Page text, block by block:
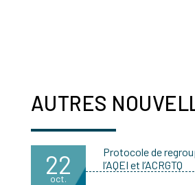
AUTRES
22
oct.
Protocole de
l’AQEI et l’ACRGTQ